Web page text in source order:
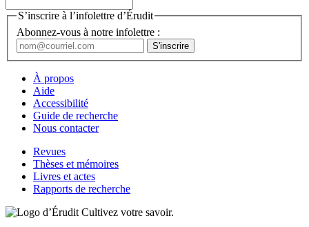
S’inscrire à l’infolettre d’Érudit
Abonnez-vous à notre infolettre :
À propos
Aide
Accessibilité
Guide de recherche
Nous contacter
Revues
Thèses et mémoires
Livres et actes
Rapports de recherche
Cultivez votre savoir.